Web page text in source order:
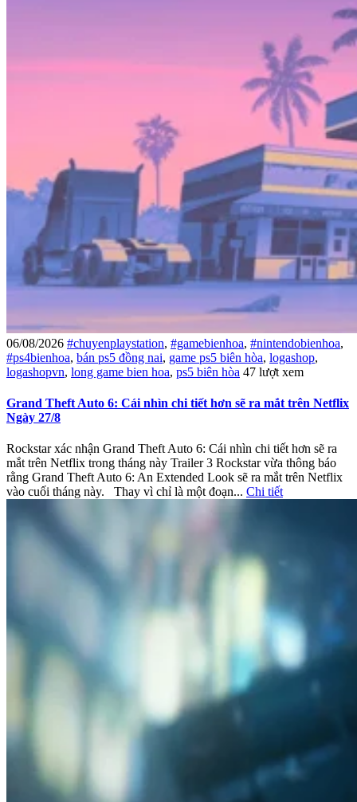
06/08/2026 #chuyenplaystation, #gamebienhoa, #nintendobienhoa,
#ps4bienhoa, bán ps5 đồng nai, game ps5 biên hòa, logashop,
logashopvn, long game bien hoa, ps5 biên hòa 47 lượt xem
Grand Theft Auto 6: Cái nhìn chi tiết hơn sẽ ra mắt trên Netflix
Ngày 27/8
Rockstar xác nhận Grand Theft Auto 6: Cái nhìn chi tiết hơn sẽ ra
mắt trên Netflix trong tháng này Trailer 3 Rockstar vừa thông báo
rằng Grand Theft Auto 6: An Extended Look sẽ ra mắt trên Netflix
vào cuối tháng này. Thay vì chỉ là một đoạn... Chi tiết